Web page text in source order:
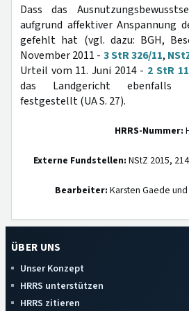
Dass das
aufgrund affektiver Anspannung
gefehlt hat (vgl. dazu: BGH,
November 2011 - 3 StR 326/11,
Urteil vom 11. Juni 2014 - 2 StR
das Landgericht ebenfalls
festgestellt (UA S. 27).
HRRS-Nummer:
Externe Fundstellen: NStZ 2015,
Bearbeiter: Karsten Gaede
ÜBER UNS
Unser Konzept
HRRS unterstützen
HRRS zitieren